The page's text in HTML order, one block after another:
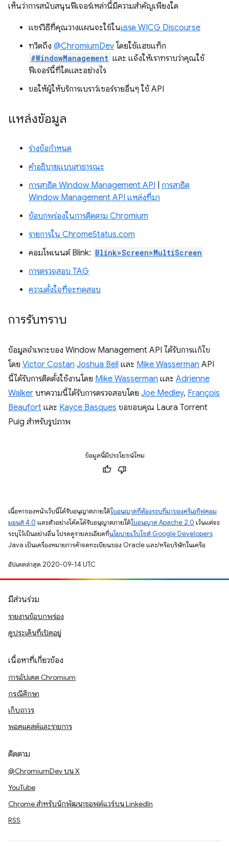
เห็นว่าการสนับสนุนฟีเจอร์เหล่านี้มีความสําคัญเพียงใด
แชร์วิธีที่คุณวางแผนจะใช้ในเธรด WICG Discourse
ทวีตถึง @ChromiumDev โดยใช้แฮชแท็ก
#WindowManagement และ แจ้งให้เราทราบว่าคุณใช้
ฟีเจอร์นี้ที่ใดและอย่างไร
ขอให้ผู้ให้บริการเบราว์เซอร์รายอื่นๆ ใช้ API
แหล่งข้อมูล
ร่างข้อกำหนด
คำอธิบายแบบสาธารณะ
การสาธิต Window Management API
การสาธิต
Window Management API แหล่งที่มา
ข้อบกพร่องในการติดตาม Chromium
รายการใน ChromeStatus.com
คอมโพเนนต์ Blink: Blink>Screen>MultiScreen
การตรวจสอบ TAG
ความตั้งใจที่จะทดสอบ
การรับทราบ
ข้อมูลจำเพาะของ Window Management API ได้รับการแก้ไข
โดย Victor Costan Joshua Bell และ Mike Wasserman API
นี้ได้รับการติดตั้งใช้งานโดย Mike Wasserman และ Adrienne
Walker บทความนี้ได้รับการตรวจสอบโดย Joe Medley, François
Beaufort และ Kayce Basques ขอขอบคุณ Laura Torrent
Puig สำหรับรูปภาพ
ข้อมูลนี้มีประโยชน์ไหม
เนื้อหาของหน้าเว็บนี้ได้รับอนุญาตภายใต้ใบอนุญาตที่ต้องระบุที่มาของครีเอทีฟคอม
มอนส์ 4.0 และตัวอย่างโค้ดได้รับอนุญาตภายใต้ใบอนุญาต Apache 2.0 เว้นแต่จะ
ระบุไว้เป็นอย่างอื่น โปรดดูรายละเอียดที่นโยบายเว็บไซต์ Google Developers
Java เป็นเครื่องหมายการค้าจดทะเบียนของ Oracle และ/หรือบริษัทในเครือ
อัปเดตล่าสุด 2020-09-14 UTC
มีส่วนร่วม
รายงานข้อบกพร่อง
ดูประเด็นที่เปิดอยู่
เนื้อหาที่เกี่ยวข้อง
การอัปเดต Chromium
กรณีศึกษา
เก็บถาวร
พอดแคสต์และรายการ
ติดตาม
@ChromiumDev บน X
YouTube
Chrome สำหรับนักพัฒนาซอฟต์แวร์บน LinkedIn
RSS